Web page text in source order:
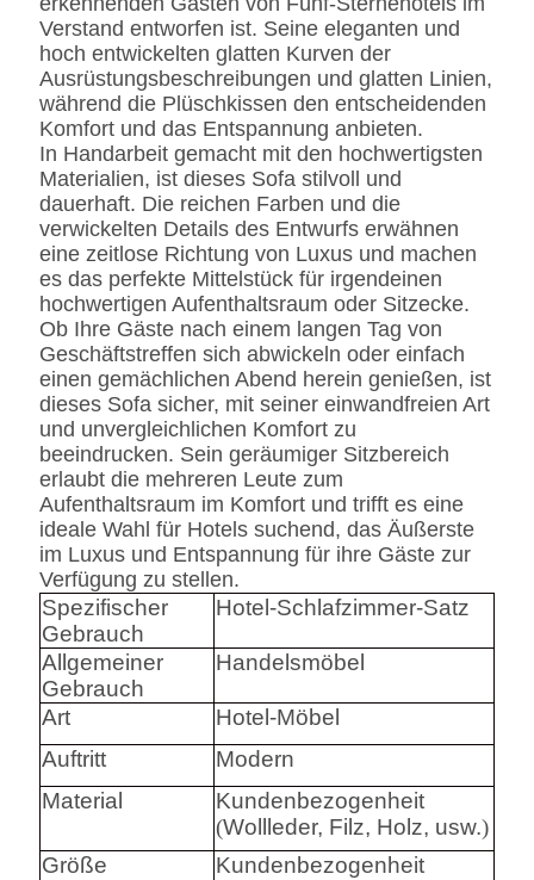
Verstand entworfen ist. Seine eleganten und
hoch entwickelten glatten Kurven der
Ausrüstungsbeschreibungen und glatten Linien,
während die Plüschkissen den entscheidenden
Komfort und das Entspannung anbieten.
In Handarbeit gemacht mit den hochwertigsten
Materialien, ist dieses Sofa stilvoll und
dauerhaft. Die reichen Farben und die
verwickelten Details des Entwurfs erwähnen
eine zeitlose Richtung von Luxus und machen
es das perfekte Mittelstück für irgendeinen
hochwertigen Aufenthaltsraum oder Sitzecke.
Ob Ihre Gäste nach einem langen Tag von
Geschäftstreffen sich abwickeln oder einfach
einen gemächlichen Abend herein genießen, ist
dieses Sofa sicher, mit seiner einwandfreien Art
und unvergleichlichen Komfort zu
beeindrucken. Sein geräumiger Sitzbereich
erlaubt die mehreren Leute zum
Aufenthaltsraum im Komfort und trifft es eine
ideale Wahl für Hotels suchend, das Äußerste
im Luxus und Entspannung für ihre Gäste zur
Verfügung zu stellen.
Spezifischer
Gebrauch
Hotel-Schlafzimmer-Satz
Allgemeiner
Gebrauch
Handelsmöbel
Art
Hotel-Möbel
Auftritt
Modern
Material
Kundenbezogenheit
(Wollleder, Filz, Holz, usw.)
Größe
Kundenbezogenheit